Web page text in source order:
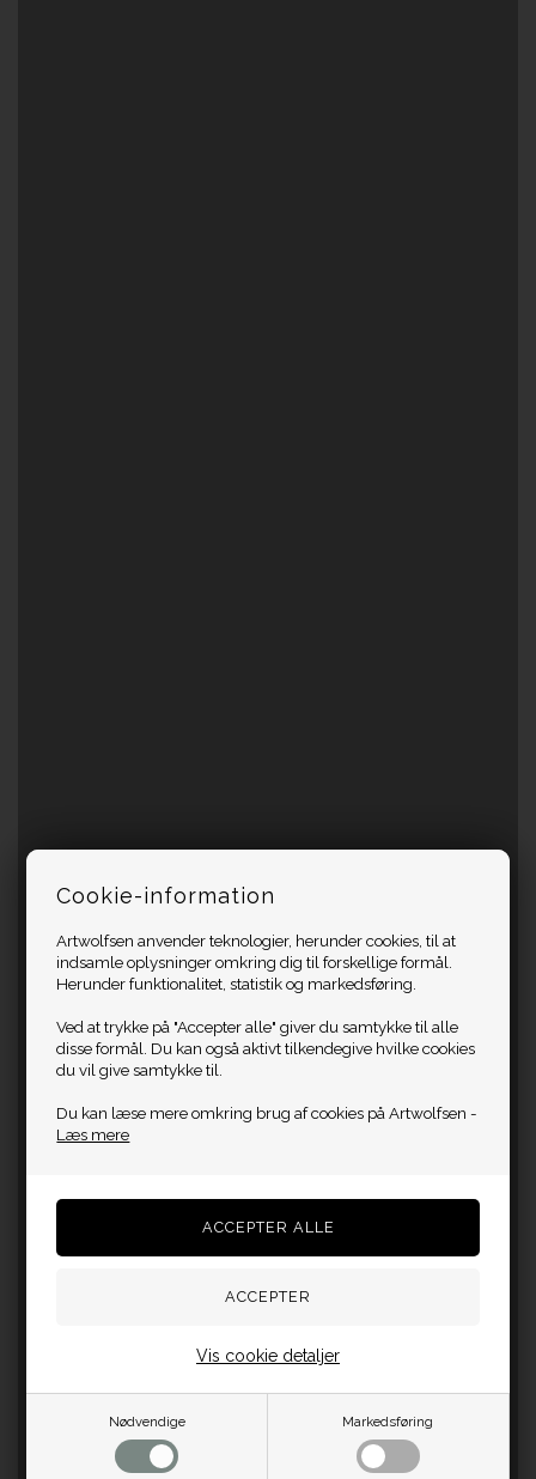
Cookie-information
Artwolfsen anvender teknologier, herunder cookies, til at
indsamle oplysninger omkring dig til forskellige formål.
Herunder funktionalitet, statistik og markedsføring.
Ved at trykke på "Accepter alle" giver du samtykke til alle
disse formål. Du kan også aktivt tilkendegive hvilke cookies
du vil give samtykke til.
Du kan læse mere omkring brug af cookies på Artwolfsen -
Læs mere
Nødvendige Markedsføring
Vis cookie detaljer